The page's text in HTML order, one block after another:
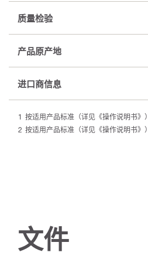
质量检验
产品原产地
进口商信息
按适用产品标准（详见《操作说明书》）
按适用产品标准（详见《操作说明书》）
文件